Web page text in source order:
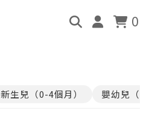
0
新生兒（0-4個月） 嬰幼兒（